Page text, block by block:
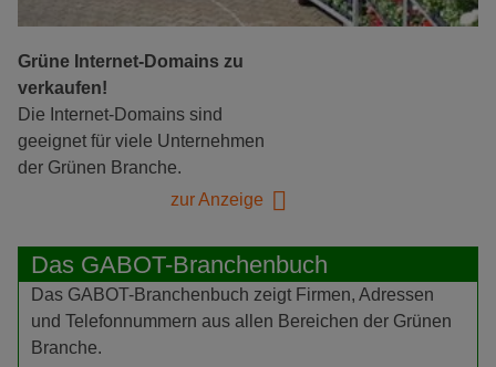
Grüne Internet-Domains zu
verkaufen!
Die Internet-Domains sind
geeignet für viele Unternehmen
der Grünen Branche.
zur Anzeige
Das GABOT-Branchenbuch
Das GABOT-Branchenbuch zeigt Firmen, Adressen
und Telefonnummern aus allen Bereichen der Grünen
Branche.